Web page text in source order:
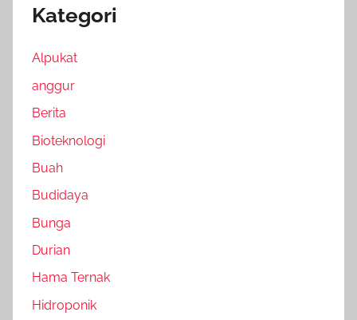
Kategori
Alpukat
anggur
Berita
Bioteknologi
Buah
Budidaya
Bunga
Durian
Hama Ternak
Hidroponik